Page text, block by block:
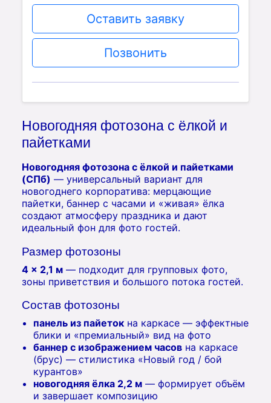
Оставить заявку
Позвонить
Новогодняя фотозона с ёлкой и
пайетками
Новогодняя фотозона с ёлкой и пайетками
(СПб) — универсальный вариант для
новогоднего корпоратива: мерцающие
пайетки, баннер с часами и «живая» ёлка
создают атмосферу праздника и дают
идеальный фон для фото гостей.
Размер фотозоны
4 × 2,1 м — подходит для групповых фото,
зоны приветствия и большого потока гостей.
Состав фотозоны
панель из пайеток на каркасе — эффектные
блики и «премиальный» вид на фото
баннер с изображением часов на каркасе
(брус) — стилистика «Новый год / бой
курантов»
новогодняя ёлка 2,2 м — формирует объём
и завершает композицию